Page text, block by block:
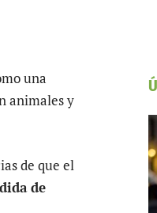
una
animales y
de que el
de